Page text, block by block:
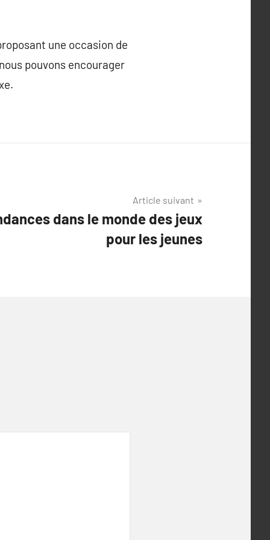
une occasion de
pouvons encourager
Article suivant
dans le monde des jeux
pour les jeunes